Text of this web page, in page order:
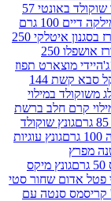
בר שוקולד באונטי 57
שוק' טב מילקה דיים 100 גרם
ארוחת אורז בסגנון איטלקי 250
אושפלו 250
תפוז
גונץ סוכריית מקל סבא קשת 144
ברשת
שוקולד
עוגיות
מיקס
סטי
עם